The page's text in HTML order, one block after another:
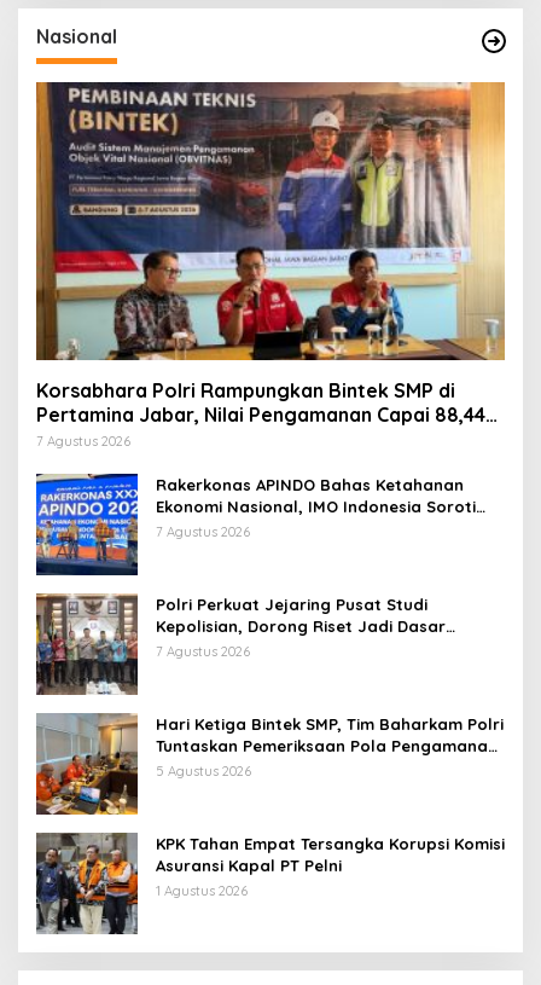
Nasional
Korsabhara Polri Rampungkan Bintek SMP di
Pertamina Jabar, Nilai Pengamanan Capai 88,44
Persen
7 Agustus 2026
Rakerkonas APINDO Bahas Ketahanan
Ekonomi Nasional, IMO Indonesia Soroti
Pentingnya Kolaborasi Lintas Sektor
7 Agustus 2026
Polri Perkuat Jejaring Pusat Studi
Kepolisian, Dorong Riset Jadi Dasar
Kebijakan dan Inovasi
7 Agustus 2026
Hari Ketiga Bintek SMP, Tim Baharkam Polri
Tuntaskan Pemeriksaan Pola Pengamanan
Pertamina Patra Niaga Jabar
5 Agustus 2026
KPK Tahan Empat Tersangka Korupsi Komisi
Asuransi Kapal PT Pelni
1 Agustus 2026